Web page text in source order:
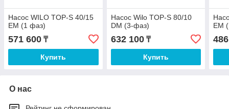
Насос WILO TOP-S 40/15
EM (1 фаз)
571 600 ₸
Купить
Насос Wilo TOP-S 80/10
DM (3-фаз)
632 100₸
Купить
EM
О нас